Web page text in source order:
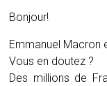
Bonjour!
Emmanuel Macron
Vous en doutez ?
Des millions de